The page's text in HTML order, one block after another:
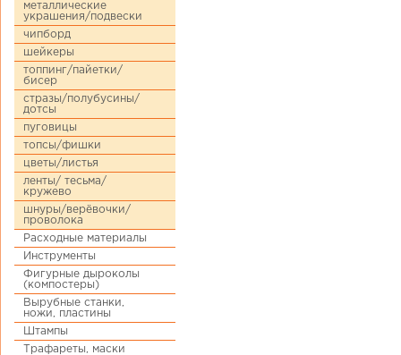
металлические
украшения/подвески
чипборд
шейкеры
топпинг/пайетки/
бисер
стразы/полубусины/
дотсы
пуговицы
топсы/фишки
цветы/листья
ленты/ тесьма/
кружево
шнуры/верёвочки/
проволока
Расходные материалы
Инструменты
Фигурные дыроколы
(компостеры)
Вырубные станки,
ножи, пластины
Штампы
Трафареты, маски